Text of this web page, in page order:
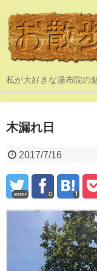
私が大好きな湯布院の
木漏れ日
2017/7/16
error 0